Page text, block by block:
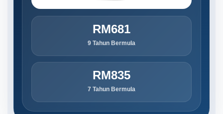
RM681
9 Tahun Bermula
RM835
7 Tahun Bermula